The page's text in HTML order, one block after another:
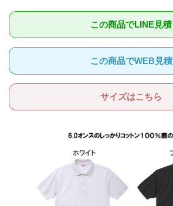
この商品でLINE見積
この商品でWEB見積
サイズはこちら